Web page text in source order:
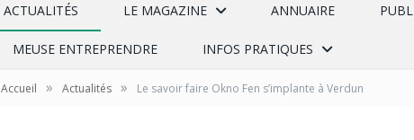
ACTUALITÉS LE MAGAZINE ANNUAIRE
MEUSE ENTREPRENDRE INFOS PRATIQUES
Accueil » Actualités » Le savoir faire Okno Fen s’implante à Verdun